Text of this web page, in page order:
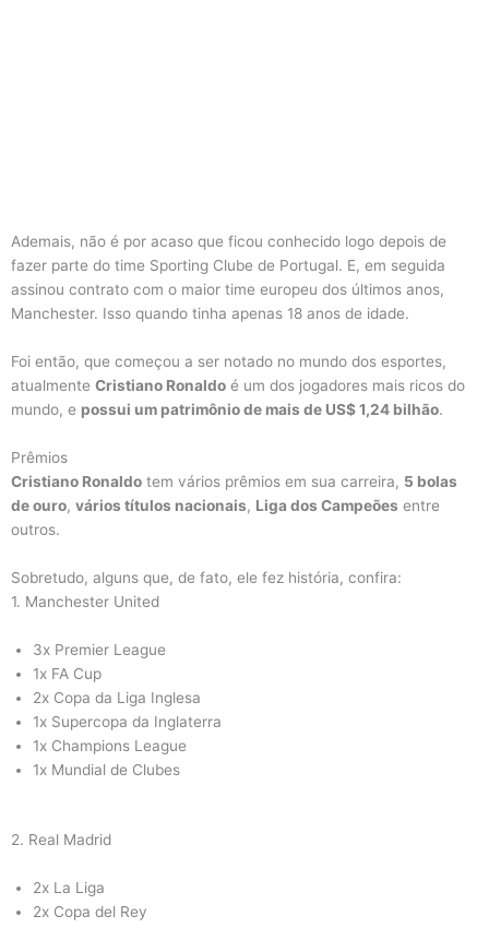
Ademais, não é por acaso que ficou conhecido logo depois de
fazer parte do time Sporting Clube de Portugal. E, em seguida
assinou contrato com o maior time europeu dos últimos anos,
Manchester. Isso quando tinha apenas 18 anos de idade.
Foi então, que começou a ser notado no mundo dos esportes,
atualmente Cristiano Ronaldo é um dos jogadores mais ricos do
mundo, e possui um patrimônio de mais de US$ 1,24 bilhão.
Prêmios
Cristiano Ronaldo tem vários prêmios em sua carreira, 5 bolas
de ouro, vários títulos nacionais, Liga dos Campeões entre
outros.
Sobretudo, alguns que, de fato, ele fez história, confira:
1. Manchester United
3x Premier League
1x FA Cup
2x Copa da Liga Inglesa
1x Supercopa da Inglaterra
1x Champions League
1x Mundial de Clubes
2. Real Madrid
2x La Liga
2x Copa del Rey